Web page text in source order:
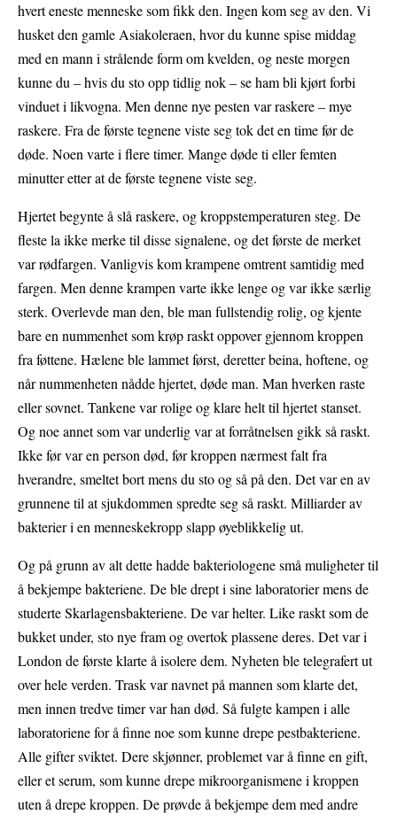
hvert eneste menneske som fikk den. Ingen kom seg av den. Vi
husket den gamle Asiakoleraen, hvor du kunne spise middag
med en mann i strålende form om kvelden, og neste morgen
kunne du – hvis du sto opp tidlig nok – se ham bli kjørt forbi
vinduet i likvogna. Men denne nye pesten var raskere – mye
raskere. Fra de første tegnene viste seg tok det en time før de
døde. Noen varte i flere timer. Mange døde ti eller femten
minutter etter at de første tegnene viste seg.
Hjertet begynte å slå raskere, og kroppstemperaturen steg. De
fleste la ikke merke til disse signalene, og det første de merket
var rødfargen. Vanligvis kom krampene omtrent samtidig med
fargen. Men denne krampen varte ikke lenge og var ikke særlig
sterk. Overlevde man den, ble man fullstendig rolig, og kjente
bare en nummenhet som krøp raskt oppover gjennom kroppen
fra føttene. Hælene ble lammet først, deretter beina, hoftene, og
når nummenheten nådde hjertet, døde man. Man hverken raste
eller sovnet. Tankene var rolige og klare helt til hjertet stanset.
Og noe annet som var underlig var at forråtnelsen gikk så raskt.
Ikke før var en person død, før kroppen nærmest falt fra
hverandre, smeltet bort mens du sto og så på den. Det var en av
grunnene til at sjukdommen spredte seg så raskt. Milliarder av
bakterier i en menneskekropp slapp øyeblikkelig ut.
Og på grunn av alt dette hadde bakteriologene små muligheter til
å bekjempe bakteriene. De ble drept i sine laboratorier mens de
studerte Skarlagensbakteriene. De var helter. Like raskt som de
bukket under, sto nye fram og overtok plassene deres. Det var i
London de første klarte å isolere dem. Nyheten ble telegrafert ut
over hele verden. Trask var navnet på mannen som klarte det,
men innen tredve timer var han død. Så fulgte kampen i alle
laboratoriene for å finne noe som kunne drepe pestbakteriene.
Alle gifter sviktet. Dere skjønner, problemet var å finne en gift,
eller et serum, som kunne drepe mikroorganismene i kroppen
uten å drepe kroppen. De prøvde å bekjempe dem med andre